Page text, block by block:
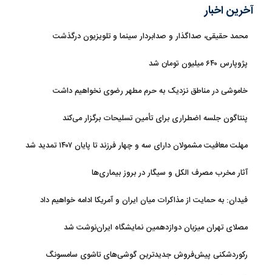
آخرین اخبار
محمد حقیقی، صداگذار و صدابردار سینما و تلویزیون درگذشت
پژوپارس ۶۴۰ میلیون تومان شد
خاموشی در مناطق نزدیک به حرم مطهر رضوی نخواهیم داشت
پنتاگون جلسه اضطراری برای تأمین تسلیحات برگزار می‌کند
مهلت معافیت مشمولان دارای سه و چهار فرزند تا پایان ۱۴۰۷ تمدید شد
آثار مخرب مصرف الکل و سیگار در بروز بیماری‌ها
فیدان: به حمایت از مذاکرات میان ایران و آمریکا ادامه خواهیم داد
مصلای تهران میزبان دوازدهمین نمایشگاه ایران‌نوشت شد
رکوردشکنی پیش‌فروش جدیدترین گوشی‌های تاشوی سامسونگ